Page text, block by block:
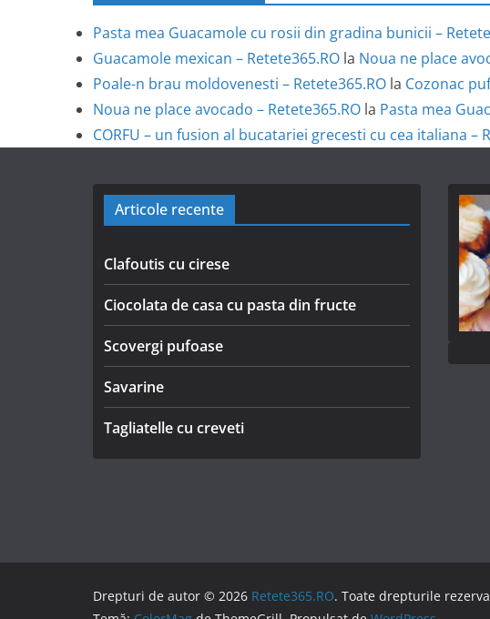
Pasta mea Guacamole cu rosii din gradina bunicii –
Guacamole mexican – Retete365.RO la Noua ne place
Poale-n brau moldovenesti – Retete365.RO la Cozonac
Noua ne place avocado – Retete365.RO la Pasta mea
CORFU – un fusion al bucatariei grecesti cu cea italiana –
Articole recente
Clafoutis cu cirese
Ciocolata de casa cu pasta din fructe
Scovergi pufoase
Savarine
Tagliatelle cu creveti
Drepturi de autor © 2026 Retete365.RO. Toate drepturile